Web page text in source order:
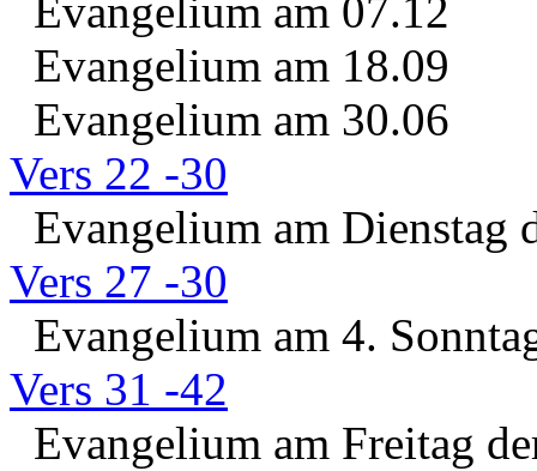
Evangelium am 07.12
Evangelium am 18.09
Evangelium am 30.06
Vers 22 -30
Evangelium am Dienstag
Vers 27 -30
Evangelium am 4.
Vers 31 -42
Evangelium am Freitag